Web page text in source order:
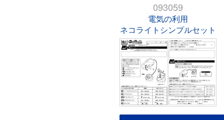
093059
電気の利用
ネコライトシンプルセット